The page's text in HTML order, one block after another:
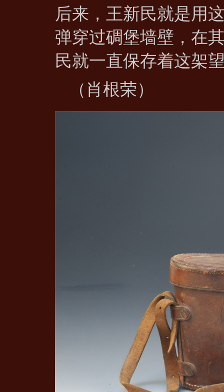
后来，王新民就是用
弹穿过碉堡墙壁，在
民就一直保存着这架
（肖根荣）